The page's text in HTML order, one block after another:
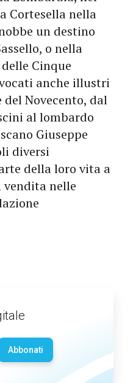
Cortesella nella
un destino
o nella
Cinque
anche illustri
Novecento, dal
al lombardo
Giuseppe
diversi
della loro vita a
vendita nelle
Abbonati